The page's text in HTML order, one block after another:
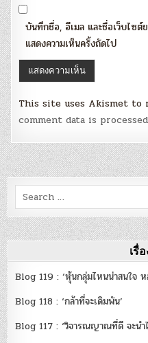
บันทึกชื่อ, อีเมล และชื่อเว็บไซต์
แสดงความเห็นครั้งถัดไป
This site uses Akismet to
comment data is processed
Search
for:
เรื่
Blog 119 : ‘หุ้นกลุ่มไหนน่าสนใจ ห
Blog 118 : ‘กล้าที่จะเดิมพัน’
Blog 117 : ‘วิจารณญาณที่ดี จะนำ